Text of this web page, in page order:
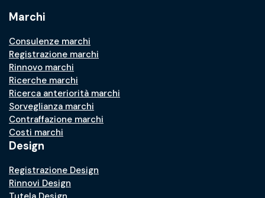
Marchi
Consulenze marchi
Registrazione marchi
Rinnovo marchi
Ricerche marchi
Ricerca anteriorità marchi
Sorveglianza marchi
Contraffazione marchi
Costi marchi
Design
Registrazione Design
Rinnovi Design